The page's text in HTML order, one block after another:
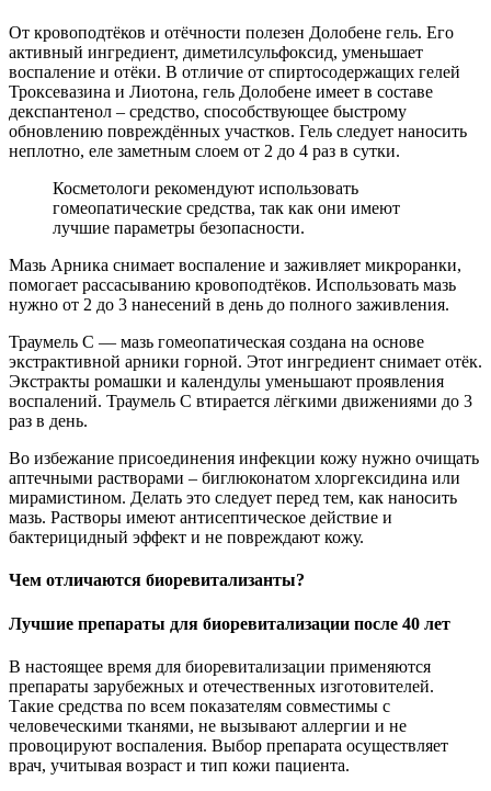
От кровоподтёков и отёчности полезен Долобене гель. Его
активный ингредиент, диметилсульфоксид, уменьшает
воспаление и отёки. В отличие от спиртосодержащих гелей
Троксевазина и Лиотона, гель Долобене имеет в составе
декспантенол – средство, способствующее быстрому
обновлению повреждённых участков. Гель следует наносить
неплотно, еле заметным слоем от 2 до 4 раз в сутки.
Косметологи рекомендуют использовать
гомеопатические средства, так как они имеют
лучшие параметры безопасности.
Мазь Арника снимает воспаление и заживляет микроранки,
помогает рассасыванию кровоподтёков. Использовать мазь
нужно от 2 до 3 нанесений в день до полного заживления.
Траумель С — мазь гомеопатическая создана на основе
экстрактивной арники горной. Этот ингредиент снимает отёк.
Экстракты ромашки и календулы уменьшают проявления
воспалений. Траумель С втирается лёгкими движениями до 3
раз в день.
Во избежание присоединения инфекции кожу нужно очищать
аптечными растворами – биглюконатом хлоргексидина или
мирамистином. Делать это следует перед тем, как наносить
мазь. Растворы имеют антисептическое действие и
бактерицидный эффект и не повреждают кожу.
Чем отличаются биоревитализанты?
Лучшие препараты для биоревитализации после 40 лет
В настоящее время для биоревитализации применяются
препараты зарубежных и отечественных изготовителей.
Такие средства по всем показателям совместимы с
человеческими тканями, не вызывают аллергии и не
провоцируют воспаления. Выбор препарата осуществляет
врач, учитывая возраст и тип кожи пациента.